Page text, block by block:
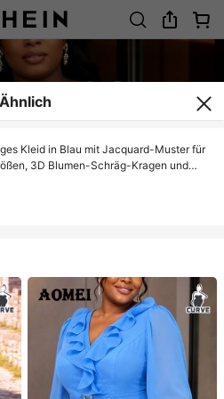
Ähnlich
Kleid in Blau mit Jacquard-Muster für
3D Blumen-Schräg-Kragen und
für Geburtstagsfeiern, Hochzeiten,